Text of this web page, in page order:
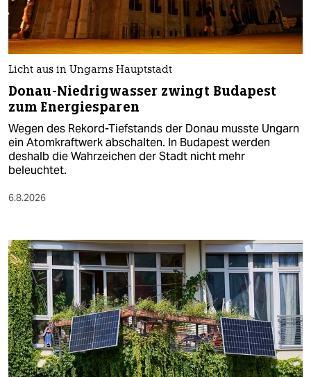
Licht aus in Ungarns Hauptstadt
Donau-Niedrigwasser zwingt Budapest
zum Energiesparen
Wegen des Rekord-Tiefstands der Donau musste Ungarn
ein Atomkraftwerk abschalten. In Budapest werden
deshalb die Wahrzeichen der Stadt nicht mehr
beleuchtet.
6.8.2026